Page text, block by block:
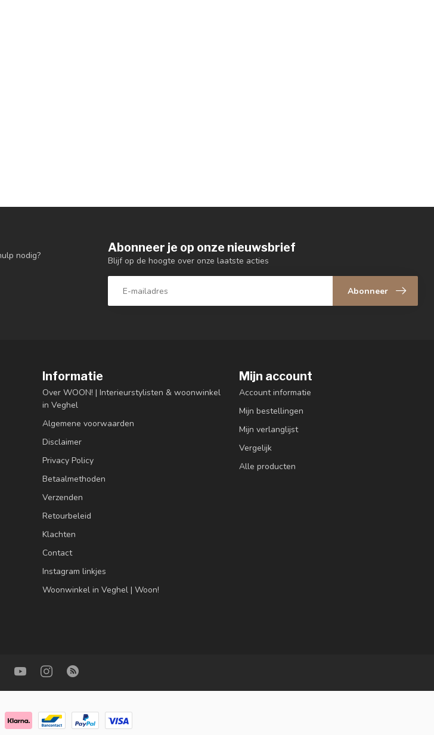
nodig?
Abonneer je op onze nieuwsbrief
Blijf op de hoogte over onze laatste acties
Abonneer
Informatie
Over WOON! | Interieurstylisten & woonwinkel
in Veghel
Algemene voorwaarden
Disclaimer
Privacy Policy
Betaalmethoden
Verzenden
Retourbeleid
Klachten
Contact
Instagram linkjes
Woonwinkel in Veghel | Woon!
Mijn account
Account informatie
Mijn bestellingen
Mijn verlanglijst
Vergelijk
Alle producten